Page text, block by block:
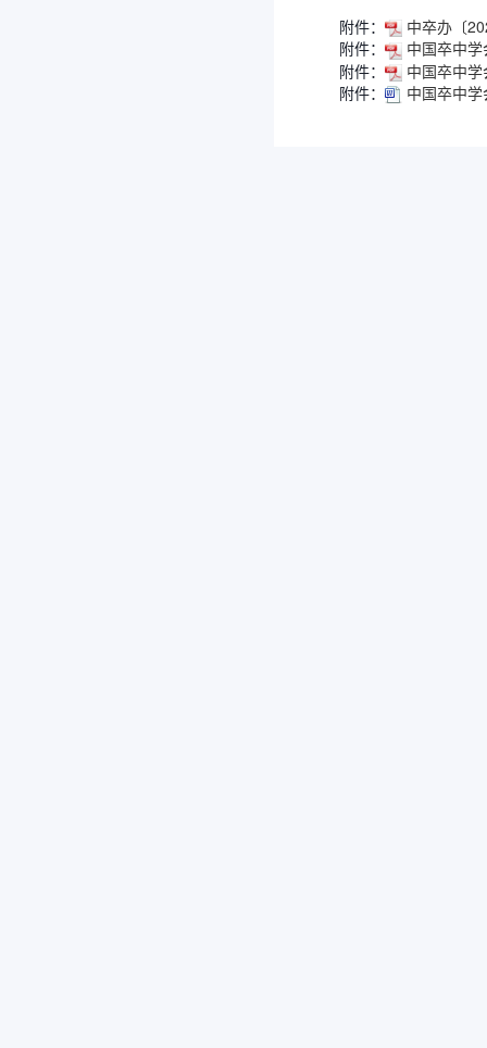
附件：
中卒办〔
附件：
中国卒中
附件：
中国卒中
附件：
中国卒中